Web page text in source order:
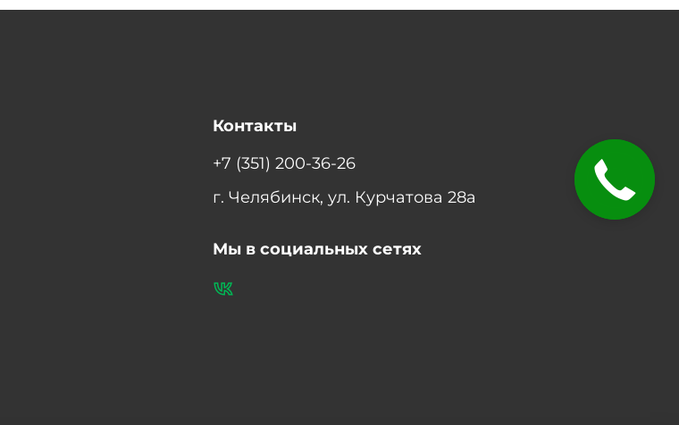
Контакты
+7 (351) 200-36-26
г. Челябинск, ул. Курчатова 28а
Мы в социальных сетях
ЗАКАЗАТЬ
ЗВОНОК